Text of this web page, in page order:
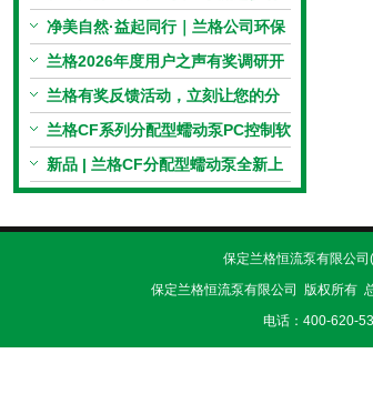
校园 | 兰格×吾水高原公益行
净美自然·益起同行｜兰格公司环保
捡拾公益活动圆满举行
兰格2026年度用户之声有奖调研开
启，京东E卡免费送！
兰格有奖反馈活动，立刻让您的分
享变成惊喜！
兰格CF系列分配型蠕动泵PC控制软
件免费版发布！即日起，通过即可
下载！
新品 | 兰格CF分配型蠕动泵全新上
市，智控每一滴！
保定兰格恒流泵有限公
保定兰格恒流泵有限公司 版权所有
电话：400-620-